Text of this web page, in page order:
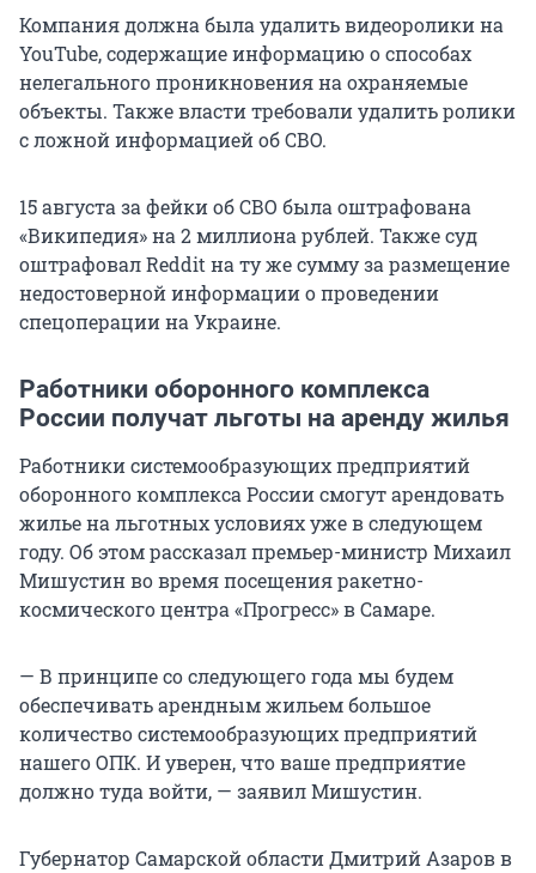
Компания должна была удалить видеоролики на
YouTube, содержащие информацию о способах
нелегального проникновения на охраняемые
объекты. Также власти требовали удалить ролики
с ложной информацией об СВО.
15 августа за фейки об СВО была оштрафована
«Википедия» на 2 миллиона рублей. Также суд
оштрафовал Reddit на ту же сумму за размещение
недостоверной информации о проведении
спецоперации на Украине.
Работники оборонного комплекса
России получат льготы на аренду жилья
Работники системообразующих предприятий
оборонного комплекса России смогут арендовать
жилье на льготных условиях уже в следующем
году. Об этом рассказал премьер-министр Михаил
Мишустин во время посещения ракетно-
космического центра «Прогресс» в Самаре.
— В принципе со следующего года мы будем
обеспечивать арендным жильем большое
количество системообразующих предприятий
нашего ОПК. И уверен, что ваше предприятие
должно туда войти, — заявил Мишустин.
Губернатор Самарской области Дмитрий Азаров в